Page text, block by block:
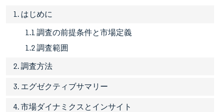
1. はじめに
1.1 調査の前提条件と市場定義
1.2 調査範囲
2. 調査方法
3. エグゼクティブサマリー
4. 市場ダイナミクスとインサイト